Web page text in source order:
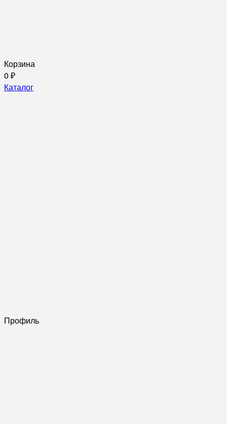
Корзина
0 ₽
Каталог
Профиль